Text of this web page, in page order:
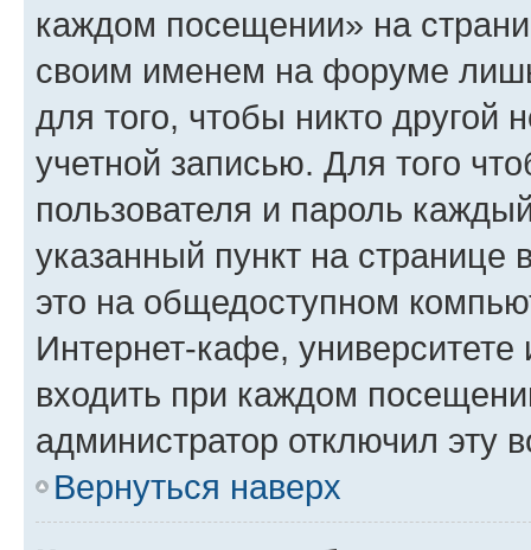
каждом посещении» на
своим именем на форуме
для того, чтобы никто другой
учетной записью. Для того
пользователя и пароль
указанный пункт на
это на общедоступном
Интернет-кафе, университете
входить при каждом
администратор отключил эту
Вернуться наверх